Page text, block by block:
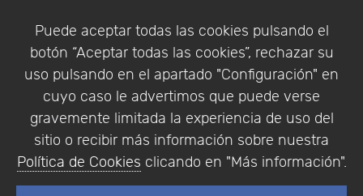
Puede aceptar todas las cookies pulsando el
botón “Aceptar todas las cookies”, rechazar su
uso pulsando en el apartado "Configuración" en
cuyo caso le advertimos que puede verse
gravemente limitada la experiencia de uso del
sitio o recibir más información sobre nuestra
Política de Cookies clicando en "Más información".
Empresa|Aviso Legal| Política de Privacidad |
Política de Cookies
© Copyright 1994 - 2026. Addlink Software
Científico, S.L.